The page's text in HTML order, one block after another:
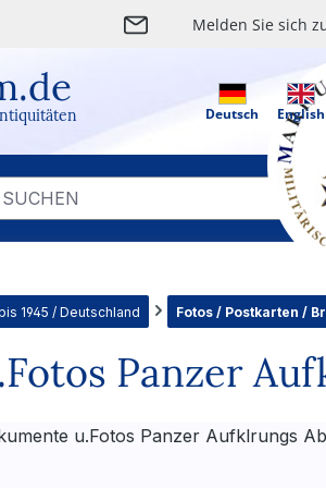
Melden Sie sich
Deutsch English
1945 / Deutschland Fotos / Postkarten /
Panzer